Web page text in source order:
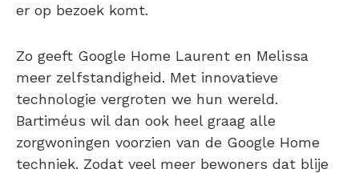
er op bezoek komt.
Zo geeft Google Home Laurent en Melissa
meer zelfstandigheid. Met innovatieve
technologie vergroten we hun wereld.
Bartiméus wil dan ook heel graag alle
zorgwoningen voorzien van de Google Home
techniek. Zodat veel meer bewoners dat blije